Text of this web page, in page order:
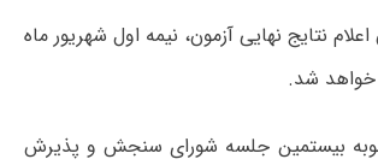
اعلام نتایج نهایی آزمون، نیمه اول شهریور ماه
خواهد شد.
بیستمین جلسه شورای سنجش و پذیرش